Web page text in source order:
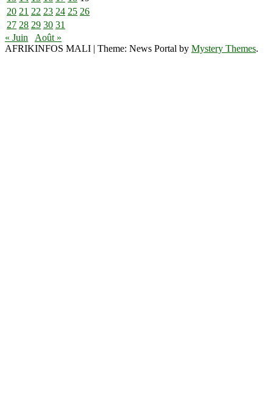
20 21 22 23 24 25 26
27 28 29 30 31
« Juin
Août »
AFRIKINFOS MALI | Theme: News Portal by Mystery Themes.